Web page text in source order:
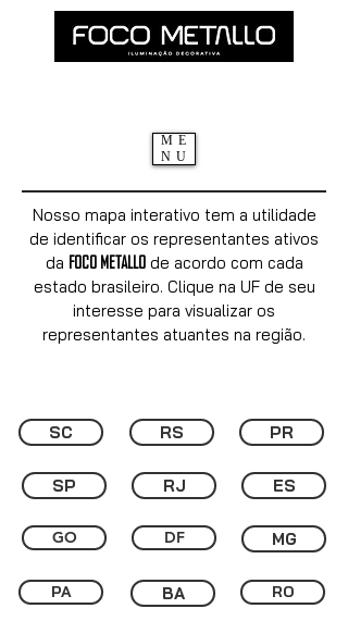
ME
NU
Nosso mapa interativo tem a utilidade
de identificar os representantes ativos
da FOCO METALLOde acordo com cada
estado brasileiro. Clique na UF de seu
interesse para visualizar os
representantes atuantes na região.
SC
SP
GO
PA
RS
RJ
DF
BA
PR
ES
MG
RO